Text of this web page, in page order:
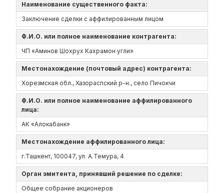
Наименование существенного факта:
Заключение сделки с аффилированным лицом
Ф.И.О. или полное наименование контрагента:
ЧП «Аминов Шохрух Кахрамон угли»
Местонахождение (почтовый адрес) контрагента:
Хорезмская обл., Хазораспский р-н., село Пичокчи
Ф.И.О. или полное наименование аффилированного
лица:
АК «Алокабанк»
Местонахождение аффилированного лица:
г.Ташкент, 100047, ул. А.Темура, 4
Орган эмитента, принявший решение по сделке:
Общее собрание акционеров